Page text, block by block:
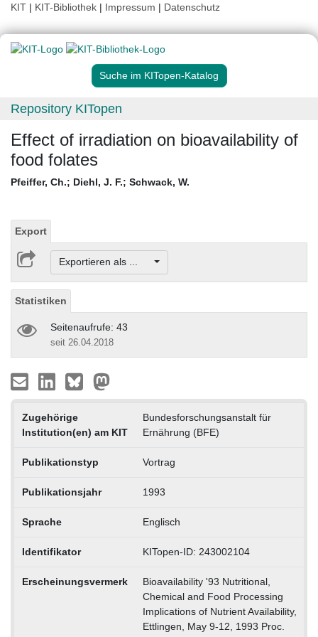
KIT | KIT-Bibliothek | Impressum | Datenschutz
Suche im KITopen-Katalog
Repository KITopen
Effect of irradiation on bioavailability of
food folates
Pfeiffer, Ch.; Diehl, J. F.; Schwack, W.
Export
Exportieren als ...
Statistiken
Seitenaufrufe: 43
seit 26.04.2018
Zugehörige
Institution(en) am KIT
Bundesforschungsanstalt für
Ernährung (BFE)
Publikationstyp Vortrag
Publikationsjahr 1993
Sprache Englisch
Identifikator KITopen-ID: 243002104
Erscheinungsvermerk
Bioavailability '93 Nutritional,
Chemical and Food Processing
Implications of Nutrient Availability,
Ettlingen, May 9-12, 1993 Proc.